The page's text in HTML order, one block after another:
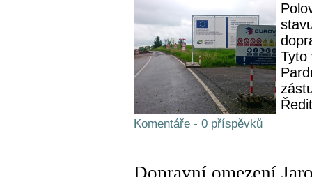
Tyto
Komentáře - 0 příspěvků
Dopravní omezení